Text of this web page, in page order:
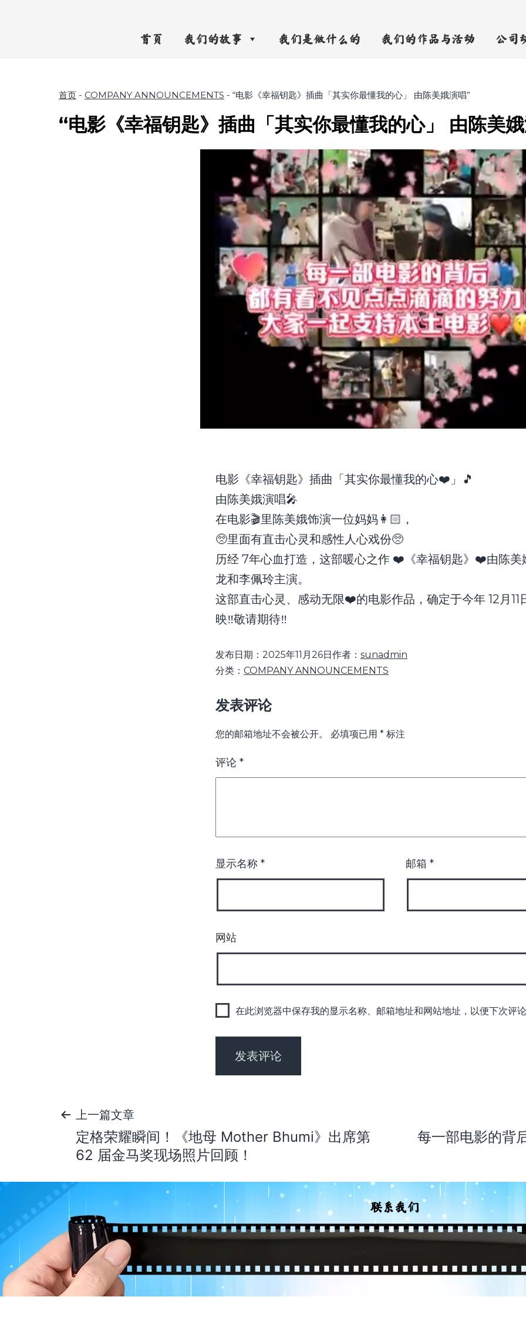
首页 我们的故事 我们是做什么的 我们的作品与活动 公司
首页 - COMPANY ANNOUNCEMENTS - “电影《幸福钥匙》插曲「其实你最懂我的心」 由陈美娥演唱”
“电影《幸福钥匙》插曲「其实你最懂我的心」 由陈美
电影《幸福钥匙》插曲「其实你最懂我的心❤️」🎵
由陈美娥演唱🎤
在电影🎬里陈美娥饰演一位妈妈👩🏻，
🥺里面有直击心灵和感性人心戏份🥺
历经 7年心血打造，这部暖心之作 ❤️《幸福钥匙》❤️由陈美
龙和李佩玲主演。
这部直击心灵、感动无限❤️的电影作品，确定于今年 12月11
映‼️敬请期待‼️
发布日期： 2025年11月26日作者： sunadmin
分类： COMPANY ANNOUNCEMENTS
发表评论
您的邮箱地址不会被公开。 必填项已用 * 标注
评论 *
显示名称 * 邮箱 *
网站
在此浏览器中保存我的显示名称、邮箱地址和网站地址，以便下次评论
文
章
导
航
上一篇文章
定格荣耀瞬间！《地母 Mother Bhumi》出席第
62 届金马奖现场照片回顾！
每一部电影的背
联系我们